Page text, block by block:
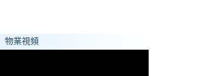
物業視頻